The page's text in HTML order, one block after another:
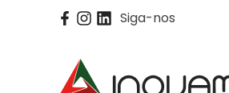
Siga-nos